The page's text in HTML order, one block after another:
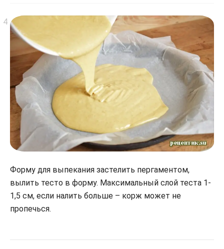
Форму для выпекания застелить пергаментом,
вылить тесто в форму. Максимальный слой теста 1-
1,5 см, если налить больше – корж может не
пропечься.